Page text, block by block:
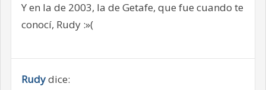
Y en la de 2003, la de Getafe, que fue cuando te
conocí, Rudy :»(
Rudydice: